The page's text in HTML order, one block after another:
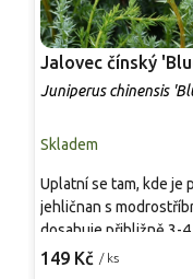
Jalovec čínský
Juniperus chinensis
Skladem
149 Kč / ks
Uplatní se tam, kde je
jehličnan s
dosahuje přibližně 3-4
dobře odvodněnou